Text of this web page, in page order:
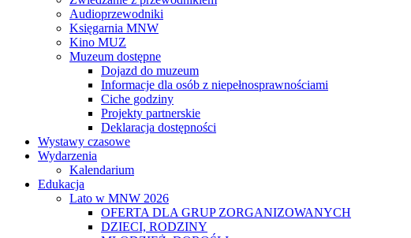
Audioprzewodniki
Księgarnia MNW
Kino MUZ
Muzeum dostępne
Dojazd do muzeum
Informacje dla osób z niepełnosprawnościami
Ciche godziny
Projekty partnerskie
Deklaracja dostępności
Wystawy czasowe
Wydarzenia
Kalendarium
Edukacja
Lato w MNW 2026
OFERTA DLA GRUP ZORGANIZOWANYCH
DZIECI, RODZINY